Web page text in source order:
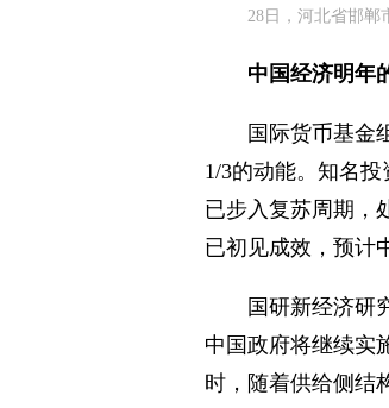
28日，河北省邯郸
中国经济明年
国际货币基金
1/3的动能。知名
已步入复苏周期，
已初见成效，预计
国研新经济研
中国政府将继续实
时，随着供给侧结